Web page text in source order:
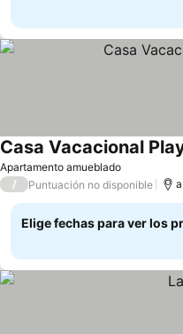
Apartamento amueblado
Casa Vacacional
/ Puntuación no disponible
Elige fechas para ver los